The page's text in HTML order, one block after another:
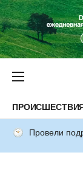
Провели